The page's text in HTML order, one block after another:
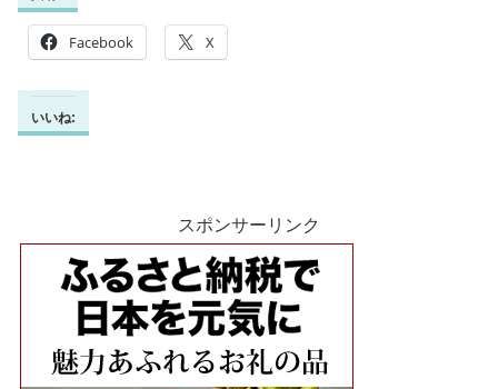
Facebook X
いいね:
スポンサーリンク